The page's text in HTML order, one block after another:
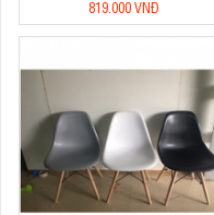
819.000 VNĐ